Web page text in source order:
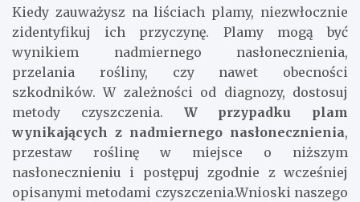
Kiedy zauważysz na liściach plamy, niezwłocznie
zidentyfikuj ich przyczynę. Plamy mogą być
wynikiem nadmiernego nasłonecznienia,
przelania rośliny, czy nawet obecności
szkodników. W zależności od diagnozy, dostosuj
metody czyszczenia. W przypadku plam
wynikających z nadmiernego nasłonecznienia,
przestaw roślinę w miejsce o niższym
nasłonecznieniu i postępuj zgodnie z wcześniej
opisanymi metodami czyszczenia.Wnioski naszego